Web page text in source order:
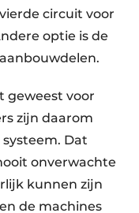
circuit voor
optie is de
geweest voor
zijn daarom
Dat
onverwachte
kunnen zijn
de machines